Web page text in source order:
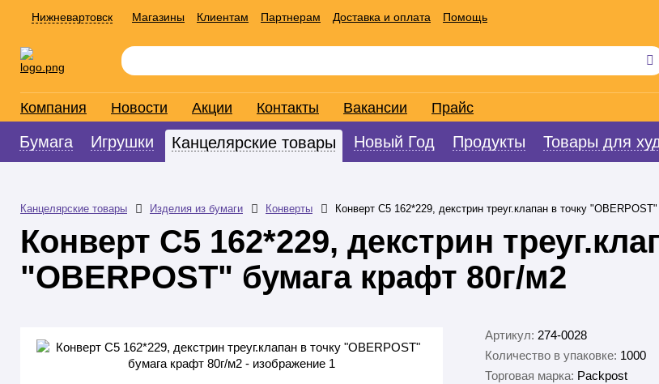
Нижневартовск Магазины Клиентам Партнерам Доставка и оплата Помощь
Компания Новости Акции Контакты Вакансии Прайс
Бумага Игрушки Канцелярские товары Новый Год Продукты Товары для
Канцелярские товары Изделия из бумаги Конверты Конверт С5 162*229, декстрин треуг.клапан в точку
Конверт С5 162*229, декстрин
"OBERPOST" бумага крафт 80г/м2
Артикул: 274-0028
Количество в упаковке: 1000
Торговая марка: Packpost